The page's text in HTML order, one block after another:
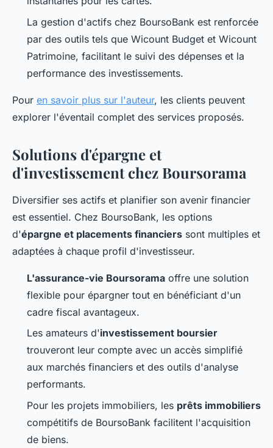
La gestion d'actifs chez BoursoBank est renforcée
par des outils tels que Wicount Budget et Wicount
Patrimoine, facilitant le suivi des dépenses et la
performance des investissements.
Pour en savoir plus sur l'auteur, les clients peuvent
explorer l'éventail complet des services proposés.
Solutions d'épargne et
d'investissement chez Boursorama
Diversifier ses actifs et planifier son avenir financier
est essentiel. Chez BoursoBank, les options
d'épargne et placements financiers sont multiples et
adaptées à chaque profil d'investisseur.
L'assurance-vie Boursorama offre une solution
flexible pour épargner tout en bénéficiant d'un
cadre fiscal avantageux.
Les amateurs d'investissement boursier
trouveront leur compte avec un accès simplifié
aux marchés financiers et des outils d'analyse
performants.
Pour les projets immobiliers, les prêts immobiliers
compétitifs de BoursoBank facilitent l'acquisition
de biens.